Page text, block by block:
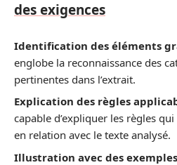
des exigences
Identification des éléments
englobe la reconnaissance des
pertinentes dans l’extrait.
Explication des règles
capable d’expliquer les règles
en relation avec le texte analysé.
Illustration avec des